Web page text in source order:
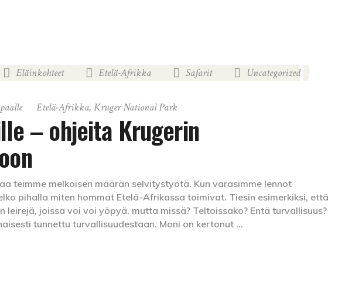
Eläinkohteet Etelä-Afrikka Safarit Uncategorized
Etelä-Afrikka, Kruger National Park
– ohjeita Krugerin
teimme melkoisen määrän selvitystyötä. Kun varasimme lennot
pihalla miten hommat Etelä-Afrikassa toimivat. Tiesin esimerkiksi, että
leirejä, joissa voi voi yöpyä, mutta missä? Teltoissako? Entä turvallisuus?
tunnettu turvallisuudestaan. Moni on kertonut